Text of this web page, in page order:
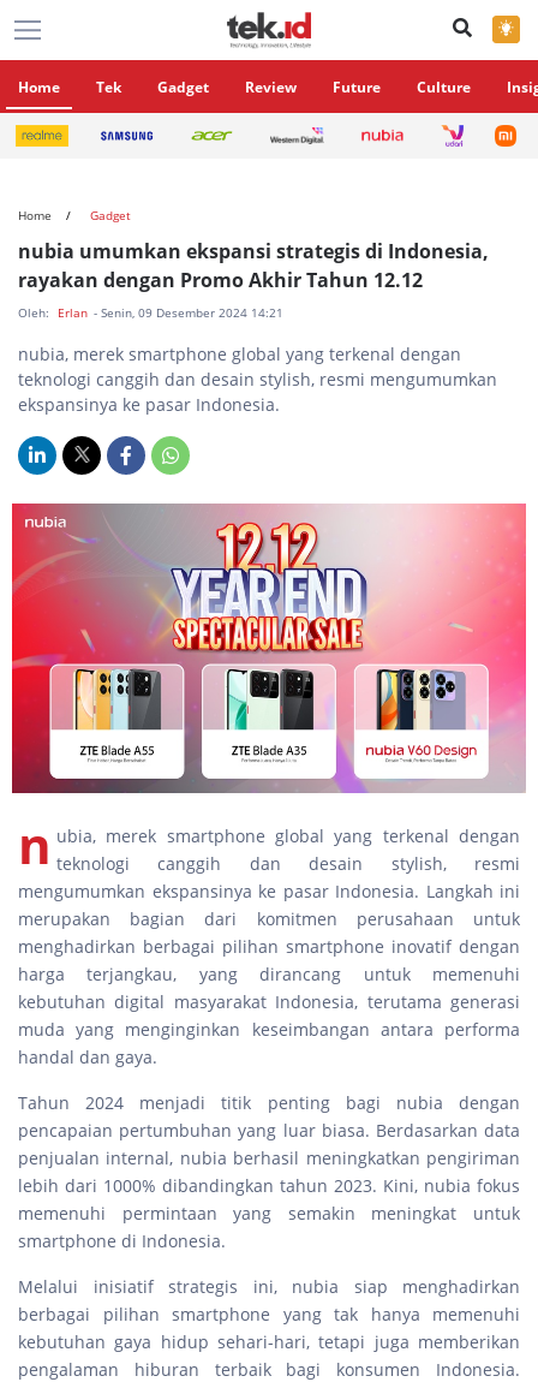
×
Home Tek Gadget Review Future Culture
Home Gadget
nubia umumkan ekspansi strategis di Indonesia,
rayakan dengan Promo Akhir Tahun 12.12
Oleh: Erlan - Senin, 09 Desember 2024 14:21
nubia, merek smartphone global yang terkenal dengan
teknologi canggih dan desain stylish, resmi mengumumkan
ekspansinya ke pasar Indonesia.
n ubia, merek smartphone global yang terkenal dengan
teknologi canggih dan desain stylish, resmi
mengumumkan ekspansinya ke pasar Indonesia. Langkah ini
merupakan bagian dari komitmen perusahaan untuk
menghadirkan berbagai pilihan smartphone inovatif dengan
harga terjangkau, yang dirancang untuk memenuhi
kebutuhan digital masyarakat Indonesia, terutama generasi
muda yang menginginkan keseimbangan antara performa
handal dan gaya.
Tahun 2024 menjadi titik penting bagi nubia dengan
pencapaian pertumbuhan yang luar biasa. Berdasarkan data
penjualan internal, nubia berhasil meningkatkan pengiriman
lebih dari 1000% dibandingkan tahun 2023. Kini, nubia fokus
memenuhi permintaan yang semakin meningkat untuk
smartphone di Indonesia.
Melalui inisiatif strategis ini, nubia siap menghadirkan
berbagai pilihan smartphone yang tak hanya memenuhi
kebutuhan gaya hidup sehari-hari, tetapi juga memberikan
pengalaman hiburan terbaik bagi konsumen Indonesia.